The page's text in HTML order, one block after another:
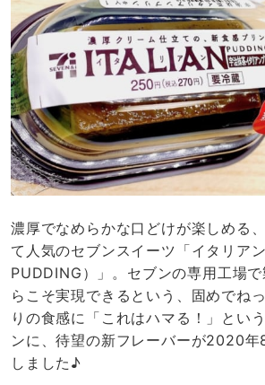
濃厚でなめらかな口どけが楽しめる
て人気のセブンスイーツ「イタリア
PUDDING）」。セブンの専用工場
らこそ実現できるという、固めでね
りの食感に「これはハマる！」とい
ンに、待望の新フレーバーが2020年
しました♪